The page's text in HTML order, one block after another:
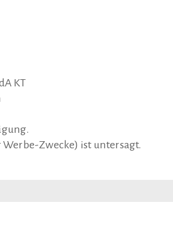
KT
Zwecke) ist untersagt.